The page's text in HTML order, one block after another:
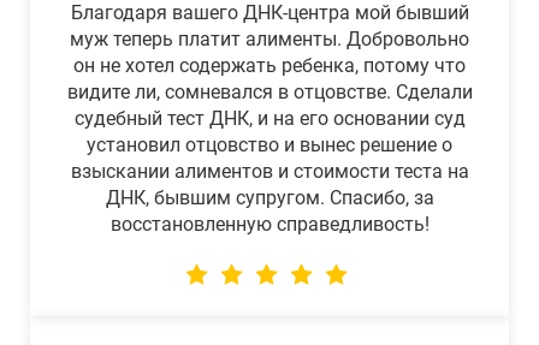
Благодаря вашего ДНК-центра мой бывший
муж теперь платит алименты. Добровольно
он не хотел содержать ребенка, потому что
видите ли, сомневался в отцовстве. Сделали
судебный тест ДНК, и на его основании суд
установил отцовство и вынес решение о
взыскании алиментов и стоимости теста на
ДНК, бывшим супругом. Спасибо, за
восстановленную справедливость!